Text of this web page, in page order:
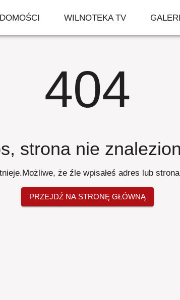
WILNOTEKA TV
404
strona nie
.Możliwe, że źle wpisałeś adres lub
PRZEJDŹ NA STRONĘ GŁÓWNĄ